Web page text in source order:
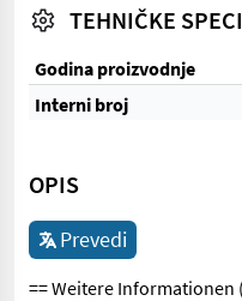
TEHNIČKE
Godina proizvodnje
Interni broj
OPIS
Prevedi
== Weitere Informationen